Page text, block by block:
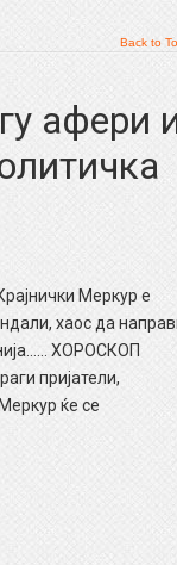
Back to
афери
Меркур е
хаос да
ХОРОСКОП
пријатели,
ќе се